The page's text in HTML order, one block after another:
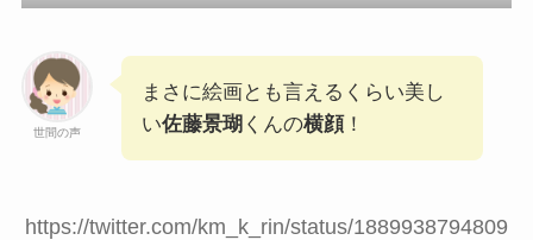
世間の声
まさに絵画とも言えるくらい美し
い佐藤景瑚 くんの横顔！
https://twitter.com/km_k_rin/status/1889938794809